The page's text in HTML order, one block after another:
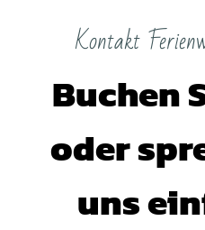
Kontakt
Buchen
oder
uns